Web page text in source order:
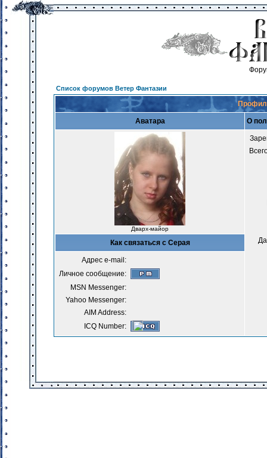
Список форумов Ветер Фантазии
Аватара О
Дварх-майор
Как связаться с Серая
Адрес e-mail:
Личное сообщение:
MSN Messenger:
Yahoo Messenger:
AIM Address:
ICQ Number: